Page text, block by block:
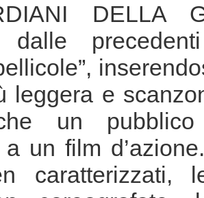
DELLA
dalle
leggera e
un
un film
caratterizzati,